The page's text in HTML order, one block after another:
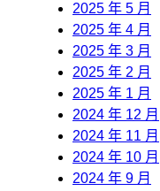
2025 年 5 月
2025 年 4 月
2025 年 3 月
2025 年 2 月
2025 年 1 月
2024 年 12 月
2024 年 11 月
2024 年 10 月
2024 年 9 月